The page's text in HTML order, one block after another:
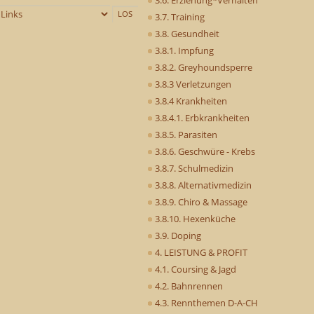
3.7. Training
3.8. Gesundheit
3.8.1. Impfung
3.8.2. Greyhoundsperre
3.8.3 Verletzungen
3.8.4 Krankheiten
3.8.4.1. Erbkrankheiten
3.8.5. Parasiten
3.8.6. Geschwüre - Krebs
3.8.7. Schulmedizin
3.8.8. Alternativmedizin
3.8.9. Chiro & Massage
3.8.10. Hexenküche
3.9. Doping
4. LEISTUNG & PROFIT
4.1. Coursing & Jagd
4.2. Bahnrennen
4.3. Rennthemen D-A-CH